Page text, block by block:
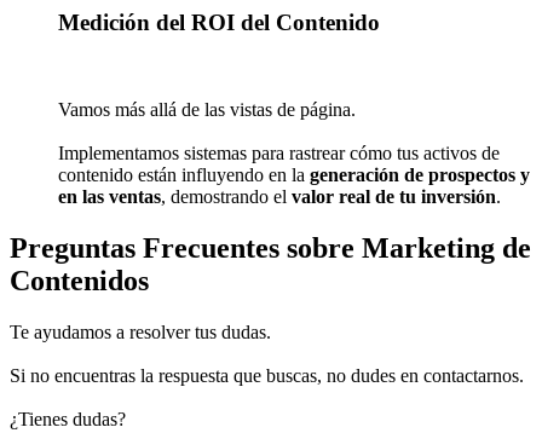
Medición del ROI del Contenido
Vamos más allá de las vistas de página.
Implementamos sistemas para rastrear cómo tus activos de
contenido están influyendo en la generación de prospectos y
en las ventas, demostrando el valor real de tu inversión.
Preguntas Frecuentes sobre Marketing de
Contenidos
Te ayudamos a resolver tus dudas.
Si no encuentras la respuesta que buscas, no dudes en contactarnos.
¿Tienes dudas?